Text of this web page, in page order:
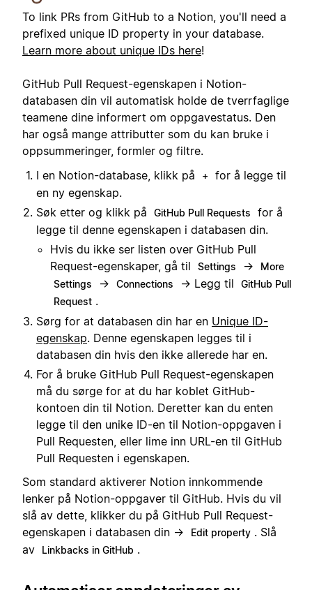
To link PRs from GitHub to a Notion, you'll need a
prefixed unique ID property in your database.
Learn more about unique IDs here!
GitHub Pull Request-egenskapen i Notion-
databasen din vil automatisk holde de tverrfaglige
teamene dine informert om oppgavestatus. Den
har også mange attributter som du kan bruke i
oppsummeringer, formler og filtre.
I en Notion-database, klikk på
+
for å legge til
en ny egenskap.
Søk etter og klikk på
GitHub Pull Requests
for å
legge til denne egenskapen i databasen din.
Hvis du ikke ser listen over GitHub Pull
Request-egenskaper, gå til
Settings →
More
Settings
→ Connections → Legg til
GitHub Pull
Request .
Sørg for at databasen din har en Unique ID-
egenskap. Denne egenskapen legges til i
databasen din hvis den ikke allerede har en.
For å bruke GitHub Pull Request-egenskapen
må du sørge for at du har koblet GitHub-
kontoen din til Notion. Deretter kan du enten
legge til den unike ID-en til Notion-oppgaven i
Pull Requesten, eller lime inn URL-en til GitHub
Pull Requesten i egenskapen.
Som standard aktiverer Notion innkommende
lenker på Notion-oppgaver til GitHub. Hvis du vil
slå av dette, klikker du på GitHub Pull Request-
egenskapen i databasen din →
Edit property . Slå
av
Linkbacks in GitHub .